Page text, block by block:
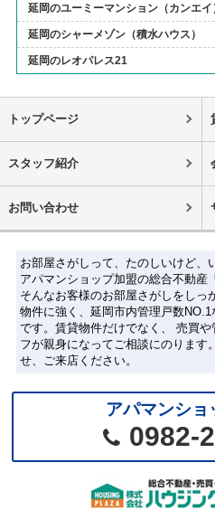
延岡のユーミーマンション（カンエイ
延岡のシャーメゾン（積水ハウス）
延岡のレオパレス21
トップページ
スタッフ紹介
お問い合わせ
お部屋さがしって、たのしいけど、
アパマンショップ加盟の総合不動産
そんなお客様のお部屋さがしをしっ
物件に強く、延岡市内管理戸数
です。賃貸物件だけでなく、 売買
フが親身になってご相談にのります
せ、ご来店ください。
アパマンショ
0982-